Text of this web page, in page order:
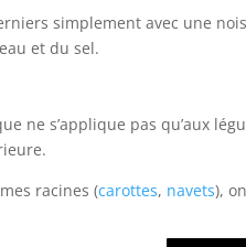
simplement avec une
et du sel.
ne s’applique pas qu’aux
racines (carottes, navets),